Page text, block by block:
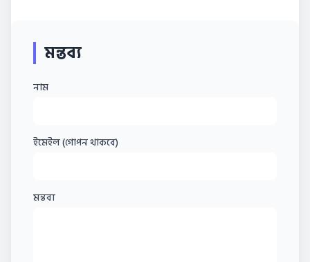
মন্তব্য
নাম
ইমেইল (গোপন থাকবে)
মন্তব্য